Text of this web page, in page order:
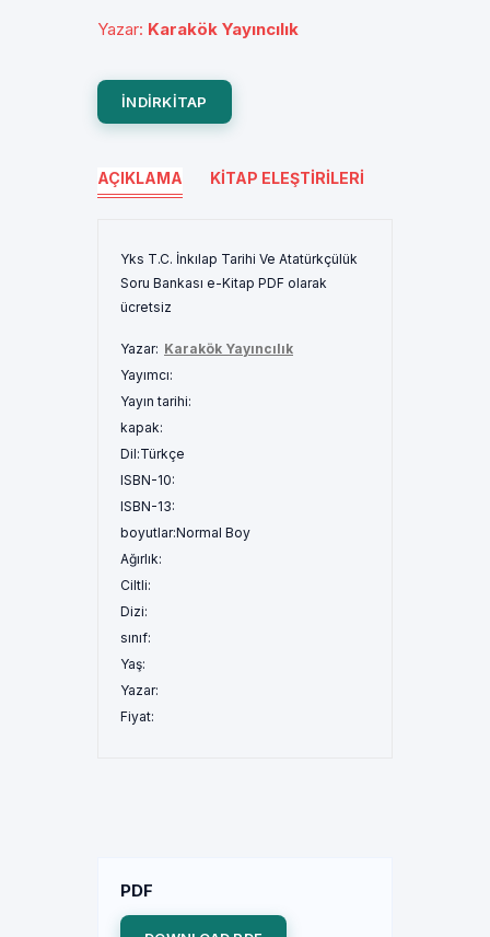
Yazar: Karakök Yayıncılık
INDIRKITAP
AÇIKLAMA KITAP ELEŞTIRILERI
Yks T.C. İnkılap Tarihi Ve Atatürkçülük
Soru Bankası e-Kitap PDF olarak
ücretsiz
Yazar: Karakök Yayıncılık
Yayımcı:
Yayın tarihi:
kapak:
Dil:Türkçe
ISBN-10:
ISBN-13:
boyutlar:Normal Boy
Ağırlık:
Ciltli:
Dizi:
sınıf:
Yaş:
Yazar:
Fiyat:
PDF